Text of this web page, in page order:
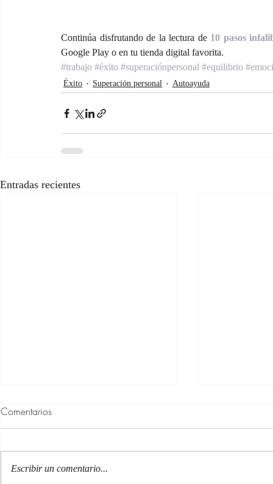
Continúa disfrutando de la lectura de 10 pasos
Google Play o en tu tienda digital favorita.
#trabajo #éxito #superaciónpersonal #equilibrio
Éxito Superación personal Autoayuda
Entradas recientes
Comentarios
Escribir un comentario...